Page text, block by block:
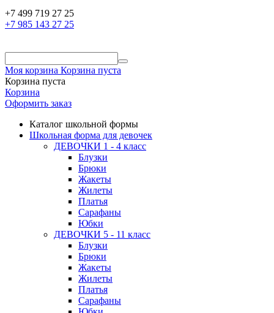
+7 499 719 27 25
+7 985 143 27 25
Моя корзина Корзина пуста
Корзина пуста
Корзина
Оформить заказ
Каталог школьной формы
Школьная форма для девочек
ДЕВОЧКИ 1 - 4 класс
Блузки
Брюки
Жакеты
Жилеты
Платья
Сарафаны
Юбки
ДЕВОЧКИ 5 - 11 класс
Блузки
Брюки
Жакеты
Жилеты
Платья
Сарафаны